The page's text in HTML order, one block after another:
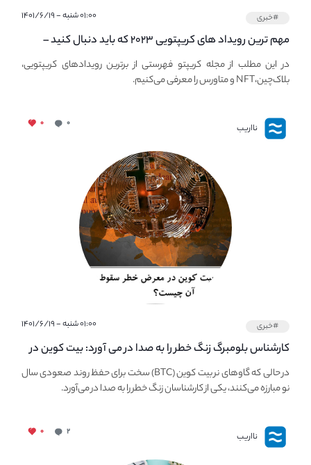
#خبری ۰۱:۰۰ شنبه - ۱۴۰۱/۶/۱۹
مهم ترین رویداد های کریپتویی ۲۰۲۳ که باید دنبال کنید –
معرفی بهترین رویداد های جهانی
در این مطلب از مجله کریپتو فهرستی از برترین رویدادهای کریپتویی،
بلاک‌چین،NFT و متاورس را معرفی می‌کنیم.
نااریب ۰ ۰
#خبری ۰۱:۰۰ شنبه - ۱۴۰۱/۶/۱۹
کارشناس بلومبرگ زنگ خطر را به صدا در می آورد: بیت کوین در
معرض خطر سقوط بزرگ است - دلیل آن چیست؟در حالی که گاوهای نر بیت کوین (BTC) سخت برای حفظ روند صعودی سال
نو مبارزه می‌کنند، یکی از کارشناسان زنگ خطر را به صدا در می‌آورد.
نااریب ۲ ۰